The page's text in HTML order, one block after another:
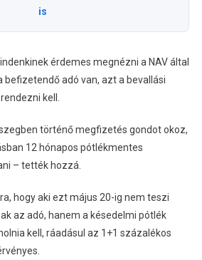
is
érdemes megnézni a NAV által
adó van, azt a bevallási
kell.
történő megfizetés gondot okoz,
12 hónapos pótlékmentes
– tették hozzá.
hogy aki ezt május 20-ig nem teszi
az adó, hanem a késedelmi pótlék
kell, ráadásul az 1+1 százalékos